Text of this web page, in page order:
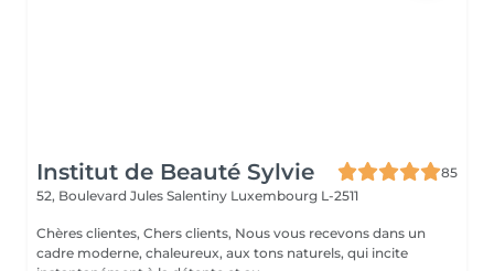
Institut de Beauté Sylvie
85
52, Boulevard Jules Salentiny Luxembourg L-2511
Chères clientes, Chers clients, Nous vous recevons dans un
cadre moderne, chaleureux, aux tons naturels, qui incite